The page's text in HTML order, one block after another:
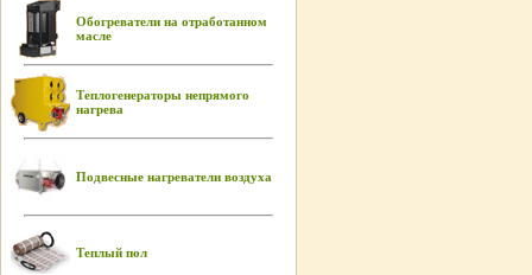
Обогреватели на отработанном
масле
Теплогенераторы непрямого
нагрева
Подвесные нагреватели воздуха
Теплый пол